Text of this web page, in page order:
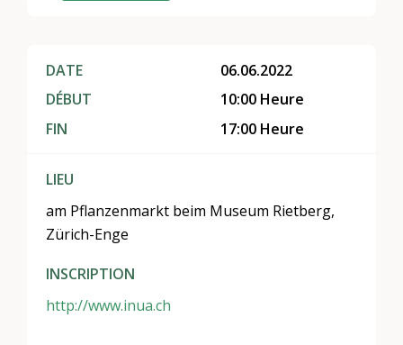
DATE
DÉBUT
FIN
06.06.2022
10:00 Heure
17:00 Heure
LIEU
am Pflanzenmarkt beim Museum Rietberg,
Zürich-Enge
INSCRIPTION
http://www.inua.ch